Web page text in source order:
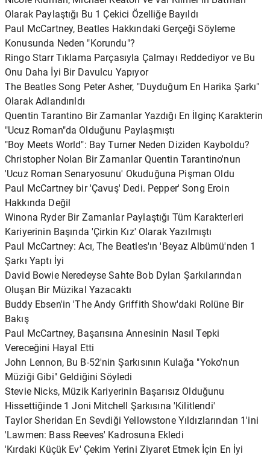
Olarak Paylaştığı Bu 1 Çekici Özelliğe Bayıldı
Paul McCartney, Beatles Hakkındaki Gerçeği Söyleme
Konusunda Neden "Korundu"?
Ringo Starr Tıklama Parçasıyla Çalmayı Reddediyor ve Bu
Onu Daha İyi Bir Davulcu Yapıyor
The Beatles Song Peter Asher, "Duyduğum En Harika Şarkı"
Olarak Adlandırıldı
Quentin Tarantino Bir Zamanlar Yazdığı En İlginç Karakterin
"Ucuz Roman"da Olduğunu Paylaşmıştı
"Boy Meets World": Bay Turner Neden Diziden Kayboldu?
Christopher Nolan Bir Zamanlar Quentin Tarantino'nun
'Ucuz Roman Senaryosunu' Okuduğuna Pişman Oldu
Paul McCartney bir 'Çavuş' Dedi. Pepper' Song Eroin
Hakkında Değil
Winona Ryder Bir Zamanlar Paylaştığı Tüm Karakterleri
Kariyerinin Başında 'Çirkin Kız' Olarak Yazılmıştı
Paul McCartney: Acı, The Beatles'ın 'Beyaz Albümü'nden 1
Şarkı Yaptı İyi
David Bowie Neredeyse Sahte Bob Dylan Şarkılarından
Oluşan Bir Müzikal Yazacaktı
Buddy Ebsen'in 'The Andy Griffith Show'daki Rolüne Bir
Bakış
Paul McCartney, Başarısına Annesinin Nasıl Tepki
Vereceğini Hayal Etti
John Lennon, Bu B-52'nin Şarkısının Kulağa "Yoko'nun
Müziği Gibi" Geldiğini Söyledi
Stevie Nicks, Müzik Kariyerinin Başarısız Olduğunu
Hissettiğinde 1 Joni Mitchell Şarkısına 'Kilitlendi'
Taylor Sheridan En Sevdiği Yellowstone Yıldızlarından 1'ini
'Lawmen: Bass Reeves' Kadrosuna Ekledi
'Kırdaki Küçük Ev' Çekim Yerini Ziyaret Etmek İçin En İyi